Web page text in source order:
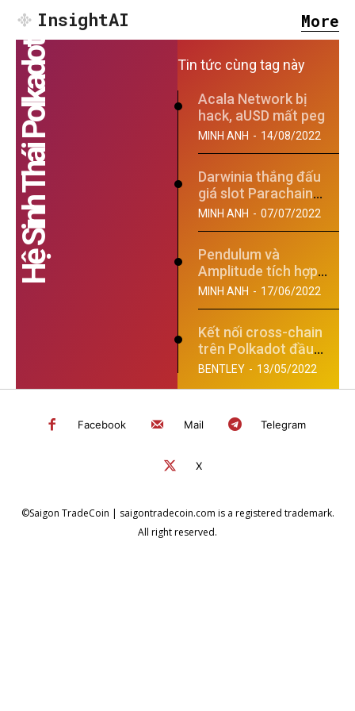
InsightAI More
Hệ Sinh Thái Polkadot Tin tức cùng tag này
Acala Network bị
hack, aUSD mất peg
MINH ANH - 14/08/2022
Darwinia thắng đấu
giá slot Parachain
Polkadot thứ 21!
MINH ANH - 07/07/2022
Pendulum và
Amplitude tích hợp
với Acala để đưa
MINH ANH - 17/06/2022
Kết nối cross-chain
trên Polkadot đầu
tiên giữa Moonbeam
BENTLEY - 13/05/2022
Facebook Mail Telegram
X
©Saigon TradeCoin | saigontradecoin.com is a registered trademark.
All right reserved.